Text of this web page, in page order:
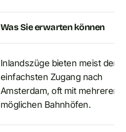
Was Sie erwarten können
Inlandszüge bieten meist den
einfachsten Zugang nach
Amsterdam, oft mit mehreren
möglichen Bahnhöfen.